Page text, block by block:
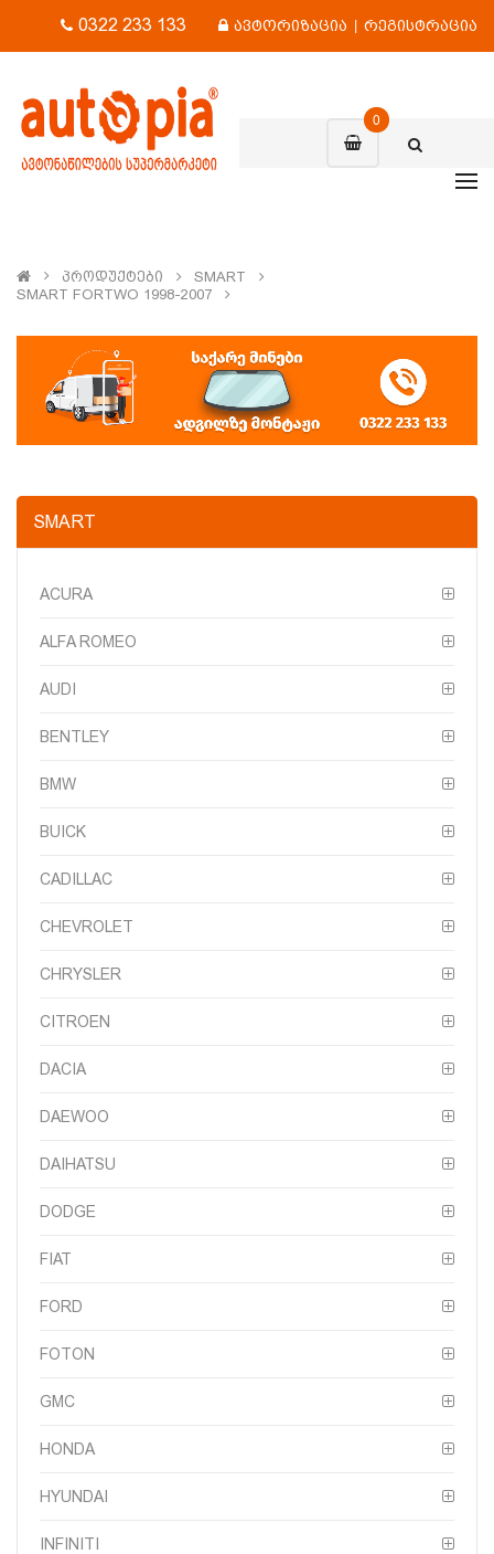
0322 233 133 ავტორიზაცია | რეგისტრაცია
0
Პროდუქტები
SMART
SMART FORTWO 1998-2007
SMART
ACURA
ALFA ROMEO
AUDI
BENTLEY
BMW
BUICK
CADILLAC
CHEVROLET
CHRYSLER
CITROEN
DACIA
DAEWOO
DAIHATSU
DODGE
FIAT
FORD
FOTON
GMC
HONDA
HYUNDAI
INFINITI